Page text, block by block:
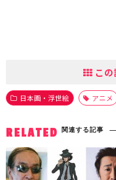
こ
日本画・浮世絵 アニメ
RELATED 関連する記事